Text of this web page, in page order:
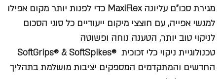
מגירת סכו"ם עליונה MaxiFlex כדי לפנות יותר מקום אפילו
למגשי אפייה, עם חוצצי מיקום ייעודיים כל סוגי הסכום
לניקוי טוב יותר, הטענה נוחה ופשוטה
טכנולוגיית ניקוי כלי זכוכית ®SoftGrips® & SoftSpikes
החדשים והמתקדמים המספקים יציבות מושלמת בתהליך